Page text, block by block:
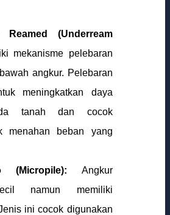
(Underream
mekanisme pelebaran
angkur. Pelebaran
meningkatkan daya
tanah dan cocok
menahan beban yang
(Micropile): Angkur
namun memiliki
ini cocok digunakan